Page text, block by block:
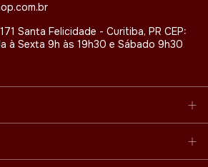
Santa Felicidade - Curitiba, PR CEP:
à Sexta 9h às 19h30 e Sábado 9h30